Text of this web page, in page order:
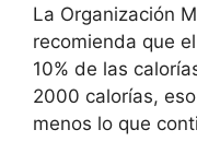
La Organización
recomienda que
10% de las
2000 calorías,
menos lo que